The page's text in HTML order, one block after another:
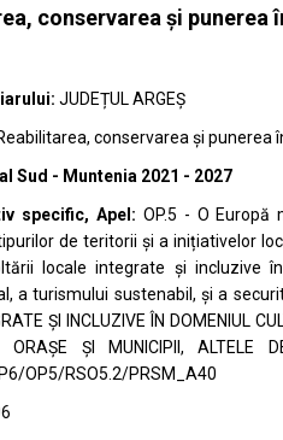
conservarea și punerea
JUDEȚUL ARGEȘ
conservarea și punerea
Sud - Muntenia 2021 - 2027
specific, Apel: OP.5 - O Europă
de teritorii și a inițiativelor
locale integrate și incluzive
a turismului sustenabil, și a
ȘI INCLUZIVE ÎN DOMENIUL
ORAŞE ŞI MUNICIPII, ALTELE
OP5/RSO5.2/PRSM_A40